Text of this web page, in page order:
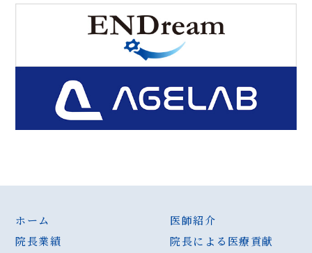
ホーム
医師紹介
院長業績
院長による医療貢献